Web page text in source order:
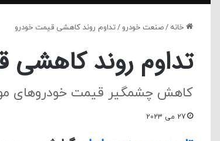
خانه /صنعت خودرو /تداوم روند کاهشی قیمت خودرو
تداوم روند
کاهش چشمگیر قیمت خودروهای
27 می 2023